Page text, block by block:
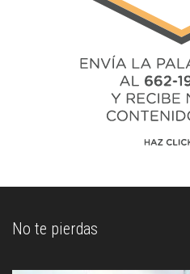
No te pierdas